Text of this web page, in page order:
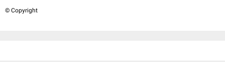
© Copyright